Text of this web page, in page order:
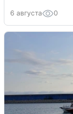
6 августа 0